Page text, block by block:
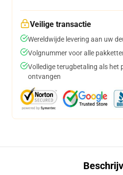
Veilige transactie
Wereldwijde levering aan uw
Volgnummer voor alle
Volledige terugbetaling als het
ontvangen